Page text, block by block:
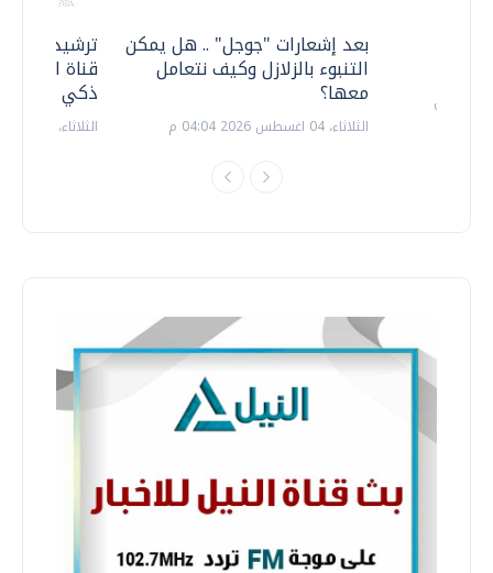
ترشيدا
قناة
ذكي
الثلاثاء، 14 يوليو 2026 06:11 م
بعد إشعارات "جوجل" .. هل يمكن
التنبوء بالزلازل وكيف نتعامل
معها؟
الثلاثاء، 04 اغسطس 2026 04:04 م